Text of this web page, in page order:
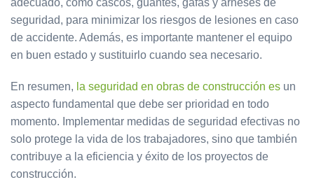
adecuado, como cascos, guantes, gafas y arneses de
seguridad, para minimizar los riesgos de lesiones en caso
de accidente. Además, es importante mantener el equipo
en buen estado y sustituirlo cuando sea necesario.
En resumen, la seguridad en obras de construcción es un
aspecto fundamental que debe ser prioridad en todo
momento. Implementar medidas de seguridad efectivas no
solo protege la vida de los trabajadores, sino que también
contribuye a la eficiencia y éxito de los proyectos de
construcción.